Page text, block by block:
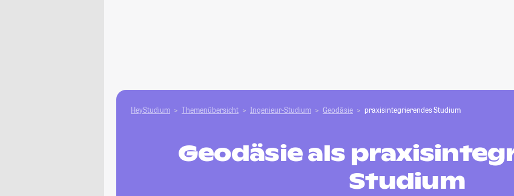
HeyStudium Themenübersicht Ingenieur-Studium Geodäsie praxisintegrierendes Studium
Geodäsie als
Studium